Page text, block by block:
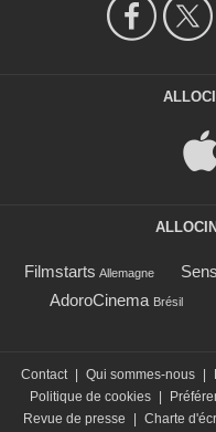
Filmstarts Allemagne
AdoroCinema Brésil
Contact | Qui sommes-nous |
Politique de cookies |
Revue de presse
| Charte